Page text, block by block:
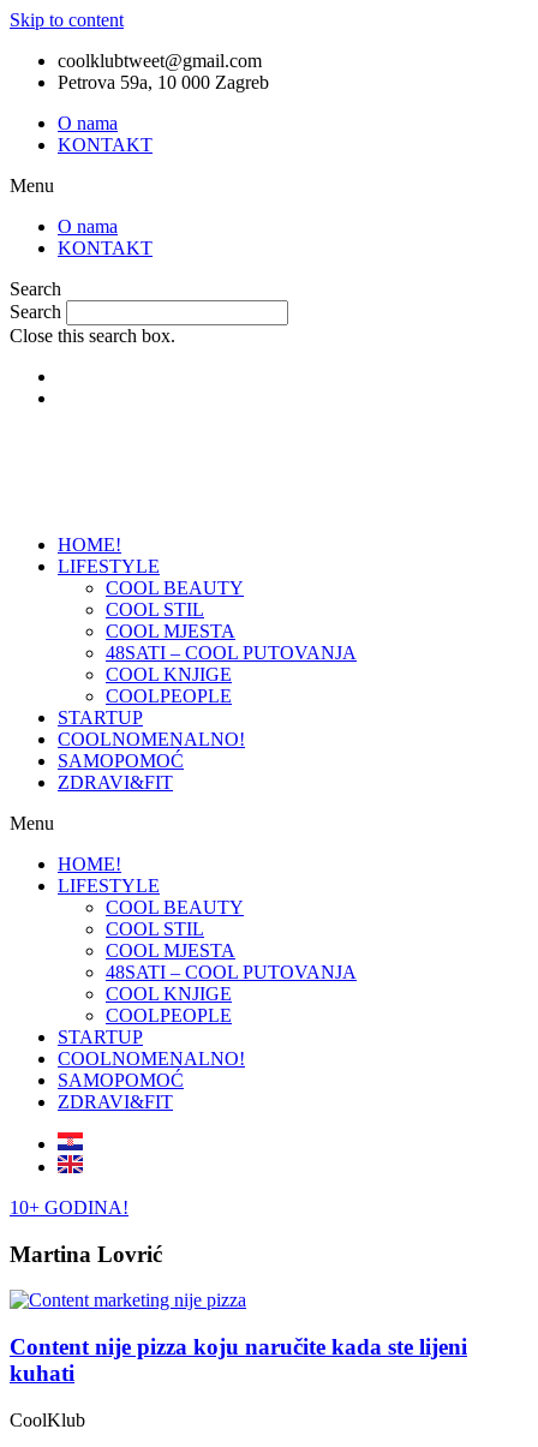
Skip to content
coolklubtweet@gmail.com
Petrova 59a, 10 000 Zagreb
O nama
KONTAKT
Menu
O nama
KONTAKT
Search
Search
Close this search box.
HOME!
LIFESTYLE
COOL BEAUTY
COOL STIL
COOL MJESTA
48SATI – COOL PUTOVANJA
COOL KNJIGE
COOLPEOPLE
STARTUP
COOLNOMENALNO!
SAMOPOMOĆ
ZDRAVI&FIT
Menu
HOME!
LIFESTYLE
COOL BEAUTY
COOL STIL
COOL MJESTA
48SATI – COOL PUTOVANJA
COOL KNJIGE
COOLPEOPLE
STARTUP
COOLNOMENALNO!
SAMOPOMOĆ
ZDRAVI&FIT
10+ GODINA!
Martina Lovrić
Content nije pizza koju naručite kada ste lijeni
kuhati
CoolKlub